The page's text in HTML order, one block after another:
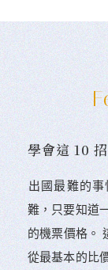
學會這 10
出國最難的
難，只要知道
的機票價格。
從最基本的比